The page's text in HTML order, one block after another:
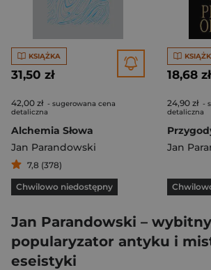
KSIĄŻKA
31,50 zł
42,00 zł - sugerowana cena
detaliczna
Alchemia Słowa
Jan Parandowski
7,8 (378)
Chwilowo niedostępny
18,68 zł
24,90 zł -
detaliczna
Jan
Jan Parandowski – wybitny
popularyzator antyku i
eseistyki